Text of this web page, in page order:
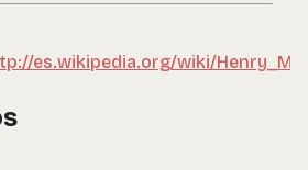
es.wikipedia.org/wiki/